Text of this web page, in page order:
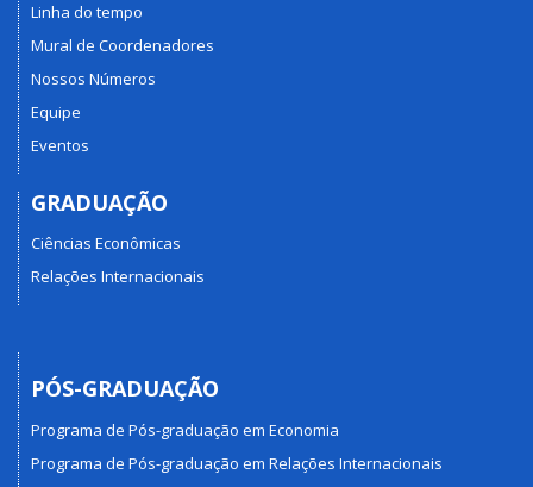
Linha do tempo
Mural de Coordenadores
Nossos Números
Equipe
Eventos
GRADUAÇÃO
Ciências Econômicas
Relações Internacionais
PÓS-GRADUAÇÃO
Programa de Pós-graduação em Economia
Programa de Pós-graduação em Relações Internacionais